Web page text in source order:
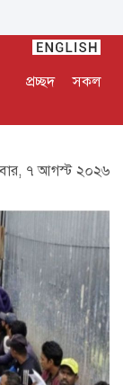
প্রচ্ছদ সকল
৭ আগস্ট ২০২৬